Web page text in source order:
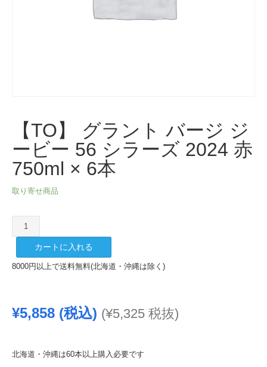
【TO】 グラント バージ ジ
ービー 56 シラーズ 2024 赤
750ml × 6本
取り寄せ商品
【TO】
グ
ン
ジ
ビ
カートに入れる
8000円以上で送料無料(北海道・沖縄は除く)
¥5,858 (税込) (¥5,325 税抜)
北海道・沖縄は60本以上購入必要です